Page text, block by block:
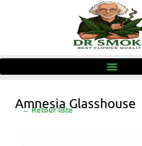
← Retour liste
Amnesia Glasshouse